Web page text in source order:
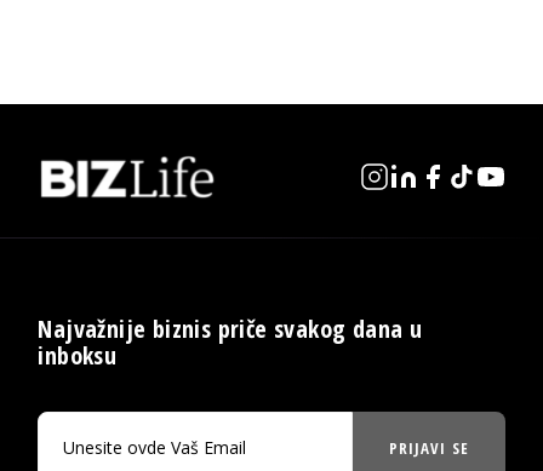
Najvažnije biznis priče svakog dana u
inboksu
PRIJAVI SE